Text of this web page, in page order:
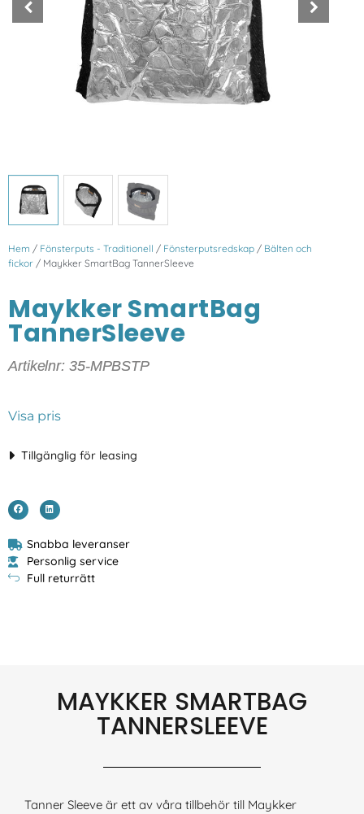
Hem / Fönsterputs - Traditionell / Fönsterputsredskap / Bälten och
fickor / Maykker SmartBag TannerSleeve
Maykker SmartBag
TannerSleeve
Artikelnr: 35-MPBSTP
Visa pris
Tillgänglig för leasing
Snabba leveranser
Personlig service
Full returrätt
MAYKKER SMARTBAG
TANNERSLEEVE
Tanner Sleeve är ett av våra tillbehör till Maykker